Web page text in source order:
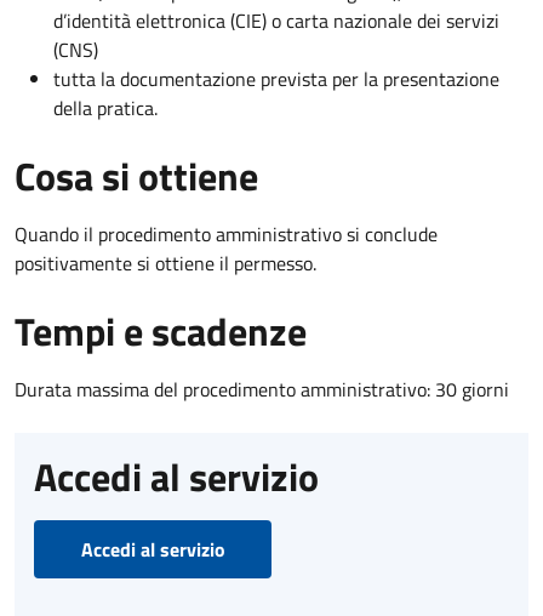
d’identità elettronica (CIE) o carta nazionale dei servizi
(CNS)
tutta la documentazione prevista per la presentazione
della pratica.
Cosa si ottiene
Quando il procedimento amministrativo si conclude
positivamente si ottiene il permesso.
Tempi e scadenze
Durata massima del procedimento amministrativo: 30 giorni
Accedi al servizio
Accedi al servizio